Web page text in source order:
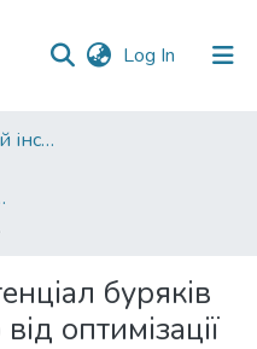
Log In (current)
Навчально-науковий інститут агротехнологій, селекції та екології
буряків
оптимізації